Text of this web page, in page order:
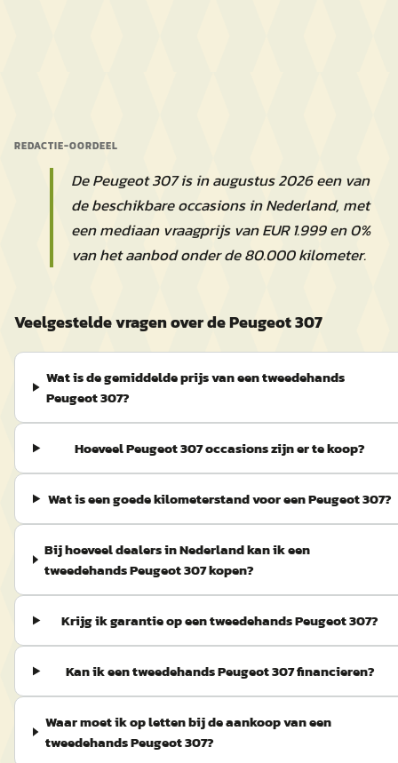
REDACTIE-OORDEEL
De Peugeot 307 is in augustus 2026 een van
de beschikbare occasions in Nederland, met
een mediaan vraagprijs van EUR 1.999 en 0%
van het aanbod onder de 80.000 kilometer.
Veelgestelde vragen over de Peugeot 307
Wat is de gemiddelde prijs van een tweedehands
Peugeot 307?
Hoeveel Peugeot 307 occasions zijn er te koop?
Wat is een goede kilometerstand voor een Peugeot 307?
Bij hoeveel dealers in Nederland kan ik een
tweedehands Peugeot 307 kopen?
Krijg ik garantie op een tweedehands Peugeot 307?
Kan ik een tweedehands Peugeot 307 financieren?
Waar moet ik op letten bij de aankoop van een
tweedehands Peugeot 307?